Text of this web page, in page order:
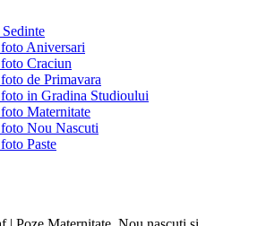
Aniversari
Craciun
de Primavara
in Gradina Studioului
Maternitate
Nou Nascuti
Paste